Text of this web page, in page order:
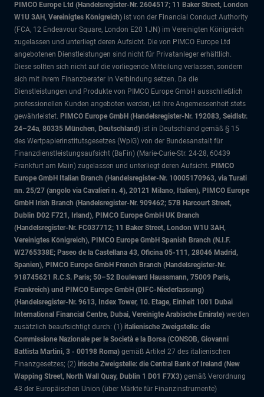
PIMCO Europe Ltd (Handelsregister-Nr. 2604517; 11 Baker Street, London
W1U 3AH, Vereinigtes Königreich) ist von der Financial Conduct Authority
(FCA, 12 Endeavour Square, London E20 1JN) im Vereinigten Königreich
zugelassen und unterliegt deren Aufsicht. Die von PIMCO Europe Ltd
angebotenen Dienstleistungen sind nicht für Privatanleger erhältlich.
Diese sollten sich nicht auf die vorliegende Mitteilung verlassen, sondern
sich mit ihrem Finanzberater in Verbindung setzen. Da die
Dienstleistungen und Produkte von PIMCO Europe GmbH ausschließlich
professionellen Kunden angeboten werden, ist ihre Angemessenheit stets
gewährleistet. PIMCO Europe GmbH (Handelsregister-Nr. 192083, Seidlstr.
24–24a, 80335 München, Deutschland) ist in Deutschland gemäß § 15
des Wertpapierinstitutsgesetzes (WpIG) von der Bundesanstalt für
Finanzdienstleistungsaufsicht (BaFin) (Marie-Curie-Str. 24-28, 60439
Frankfurt am Main) zugelassen und unterliegt deren Aufsicht. PIMCO
Europe GmbH Italian Branch (Handelsregister-Nr. 10005170963, via Turati
nn. 25/27 (angolo via Cavalieri n. 4), 20121 Milano, Italien), PIMCO Europe
GmbH Irish Branch (Handelsregister-Nr. 909462; 57B Harcourt Street,
Dublin D02 F721, Irland), PIMCO Europe GmbH UK Branch
(Handelsregister-Nr. FC037712; 11 Baker Street, London W1U 3AH,
Vereinigtes Königreich), PIMCO Europe GmbH Spanish Branch (N.I.F.
W2765338E; Paseo de la Castellana 43, Oficina 05-111, 28046 Madrid,
Spanien), PIMCO Europe GmbH French Branch (Handelsregister-Nr.
918745621 R.C.S. Paris; 50–52 Boulevard Haussmann, 75009 Paris,
Frankreich) und PIMCO Europe GmbH (DIFC-Niederlassung)
(Handelsregister-Nr. 9613, Index Tower, 10. Etage, Einheit 1001 Dubai
International Financial Centre, Dubai, Vereinigte Arabische Emirate) werden
zusätzlich beaufsichtigt durch: (1) italienische Zweigstelle: die
Commissione Nazionale per le Società e la Borsa (CONSOB, Giovanni
Battista Martini, 3 - 00198 Roma) gemäß Artikel 27 des italienischen
Finanzgesetzes; (2) irische Zweigstelle: die Central Bank of Ireland (New
Wapping Street, North Wall Quay, Dublin 1 D01 F7X3) gemäß Verordnung
43 der Europäischen Union (über Märkte für Finanzinstrumente)